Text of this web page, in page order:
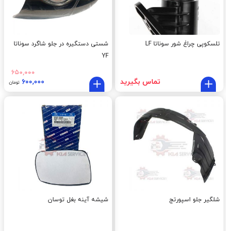
تلسکوپی چراغ شور سوناتا LF
تماس بگیرید
شستی دستگیره در جلو شاگرد سوناتا
YF
۶۵۰,۰۰۰
۶۰۰,۰۰۰ تومان
شلگیر جلو اسپورتج شیشه آینه بغل توسان